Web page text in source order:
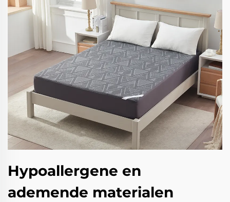
Hypoallergene en
ademende materialen